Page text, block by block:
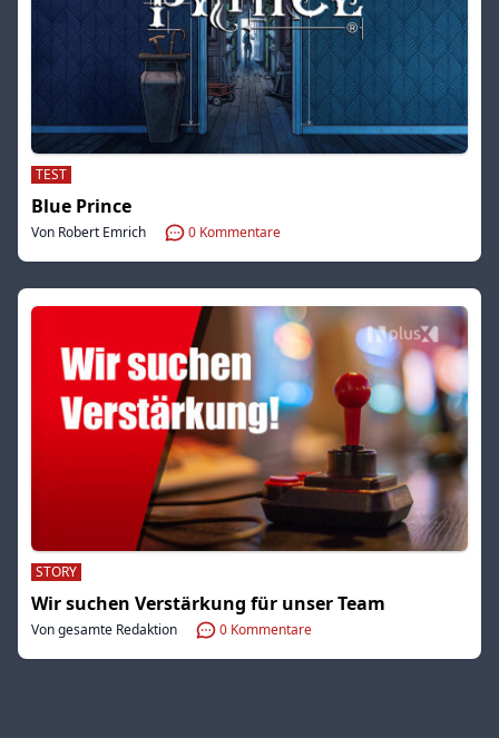
TEST
Blue Prince
Von Robert Emrich 0 Kommentare
STORY
Wir suchen Verstärkung für unser Team
Von gesamte Redaktion 0 Kommentare